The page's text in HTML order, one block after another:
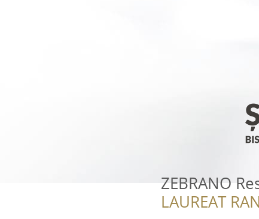
ZEBRANO
LAUREAT